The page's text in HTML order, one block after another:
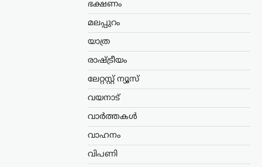
ഭക്ഷണം
മലപ്പുറം
യാത്ര
രാഷ്ട്രീയം
ലേറ്റസ്റ്റ് ന്യൂസ്
വയനാട്
വാർത്തകൾ
വാഹനം
വിപണി